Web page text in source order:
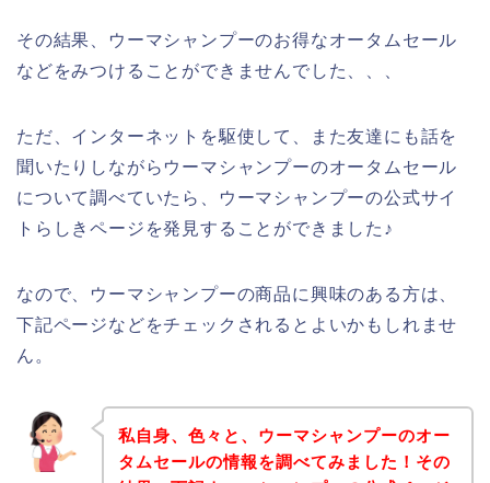
その結果、ウーマシャンプーのお得なオータムセール
などをみつけることができませんでした、、、
ただ、インターネットを駆使して、また友達にも話を
聞いたりしながらウーマシャンプーのオータムセール
について調べていたら、ウーマシャンプーの公式サイ
トらしきページを発見することができました♪
なので、ウーマシャンプーの商品に興味のある方は、
下記ページなどをチェックされるとよいかもしれませ
ん。
私自身、色々と、ウーマシャンプーのオー
タムセールの情報を調べてみました！その